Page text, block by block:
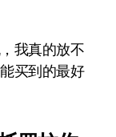
我真的放不
买到的最好